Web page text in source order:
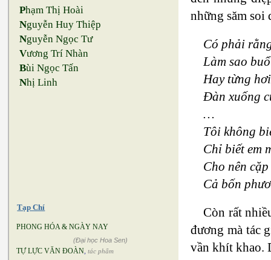
Phạm Thị Hoài
Nguyễn Huy Thiệp
Nguyễn Ngọc Tư
Vương Trí Nhàn
Bùi Ngọc Tấn
Nhị Linh
Tạp Chí
PHONG HÓA & NGÀY NAY
(Đại học Hoa Sen)
TỰ LỰC VĂN ĐOÀN, tác phẩm
những săm soi
Có phải
Làm sao
Hay từng
Đàn xuống
…
Tôi không
Chỉ biết em
Cho nên
Cả bốn
Còn rất
đương mà tác
vần khít khao.